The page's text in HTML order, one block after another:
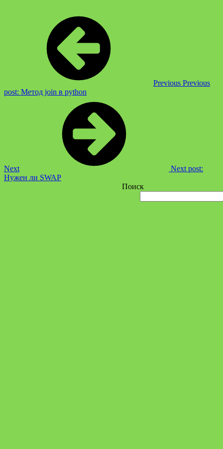
Previous Previous
post: Метод join в python
Next
Next post:
Нужен ли SWAP
Поиск